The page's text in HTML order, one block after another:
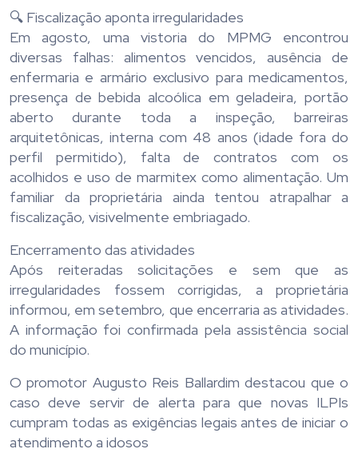
🔍 Fiscalização aponta irregularidades
Em agosto, uma vistoria do MPMG encontrou
diversas falhas: alimentos vencidos, ausência de
enfermaria e armário exclusivo para medicamentos,
presença de bebida alcoólica em geladeira, portão
aberto durante toda a inspeção, barreiras
arquitetônicas, interna com 48 anos (idade fora do
perfil permitido), falta de contratos com os
acolhidos e uso de marmitex como alimentação. Um
familiar da proprietária ainda tentou atrapalhar a
fiscalização, visivelmente embriagado.
Encerramento das atividades
Após reiteradas solicitações e sem que as
irregularidades fossem corrigidas, a proprietária
informou, em setembro, que encerraria as atividades.
A informação foi confirmada pela assistência social
do município.
O promotor Augusto Reis Ballardim destacou que o
caso deve servir de alerta para que novas ILPIs
cumpram todas as exigências legais antes de iniciar o
atendimento a idosos